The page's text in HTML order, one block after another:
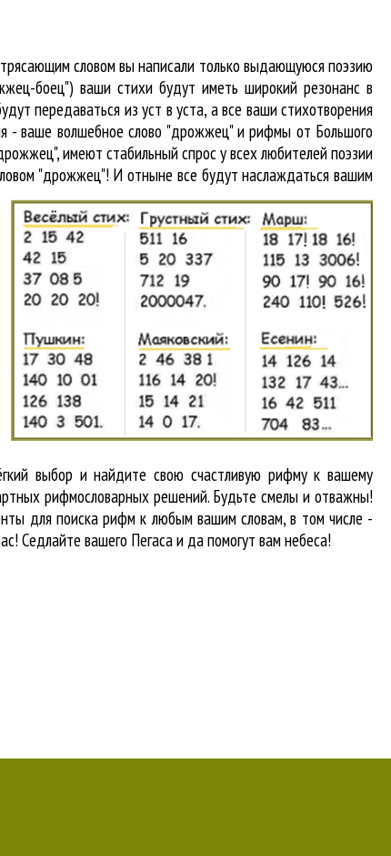
словом вы написали только выдающуюся поэзию
боец") ваши стихи будут иметь широкий резонанс в
передаваться из уст в уста, а все ваши стихотворения
- ваше волшебное слово "дрожжец" и рифмы от Большого
, имеют стабильный спрос у всех любителей поэзии
"дрожжец"! И отныне все будут наслаждаться вашим
выбор и найдите свою счастливую рифму к вашему
рифмословарных решений. Будьте смелы и отважны!
для поиска рифм к любым вашим словам, в том числе -
Седлайте вашего Пегаса и да помогут вам небеса!